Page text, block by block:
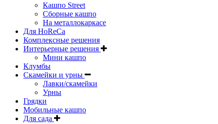
Кашпо Street
Сборные кашпо
На металлокаркасе
Для HoReCa
Комплексные решения
Интерьерные решения
Мини кашпо
Клумбы
Скамейки и урны
Лавки/скамейки
Урны
Грядки
Мобильные кашпо
Для сада